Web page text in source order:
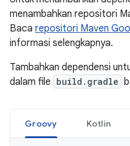
menambahkan repositori
Baca repositori Maven
informasi selengkapnya.
Tambahkan dependensi
dalam file build.gradle
Groovy Kotlin